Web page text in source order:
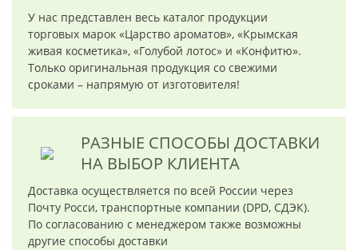
У нас представлен весь каталог продукции
торговых марок «Царство ароматов», «Крымская
живая косметика», «Голубой лотос» и «Конфитю».
Только оригинальная продукция со свежими
сроками – напрямую от изготовителя!
РАЗНЫЕ СПОСОБЫ ДОСТАВКИ
НА ВЫБОР КЛИЕНТА
Доставка осуществляется по всей России через
Почту Росси, транспортные компании (DPD, СДЭК).
По согласованию с менеджером также возможны
другие способы доставки